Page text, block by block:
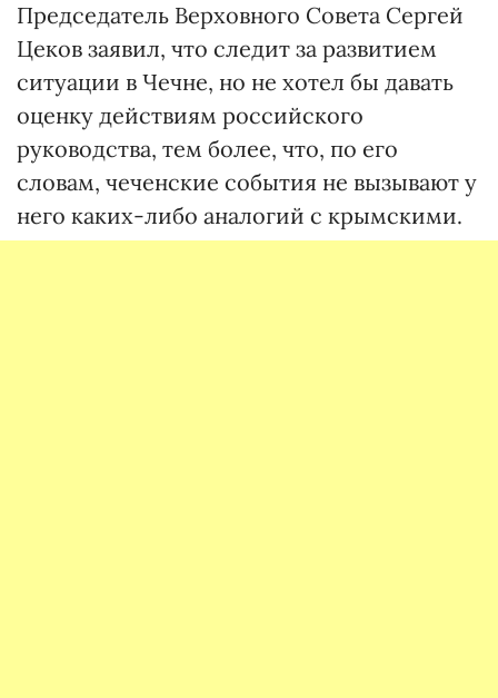
Председатель Верховного Совета Сергей
Цеков заявил, что следит за развитием
ситуации в Чечне, но не хотел бы давать
оценку действиям российского
руководства, тем более, что, по его
словам, чеченские события не вызывают у
него каких-либо аналогий с крымскими.